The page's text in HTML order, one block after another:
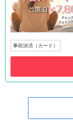
事前決済（カード）